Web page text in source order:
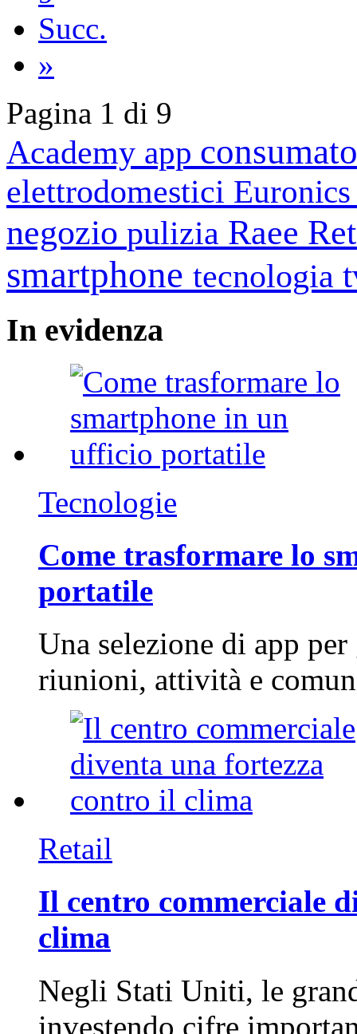
Succ.
»
Pagina 1 di 9
Academy app
elettrodomestici
negozio pulizia Raee
smartphone tecnologia
In evidenza
Tecnologie
Come trasformare lo
portatile
Una selezione di app
riunioni, attività e
Retail
Il centro commerciale
clima
Negli Stati Uniti, le
investendo cifre